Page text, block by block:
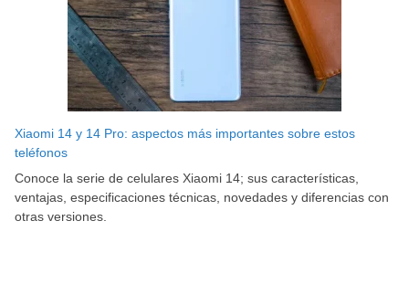
Xiaomi 14 y 14 Pro: aspectos más importantes sobre estos
teléfonos
Conoce la serie de celulares Xiaomi 14; sus características,
ventajas, especificaciones técnicas, novedades y diferencias con
otras versiones.